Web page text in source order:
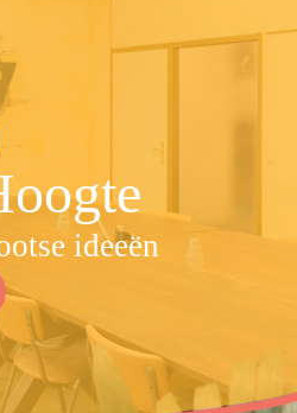
ideeën